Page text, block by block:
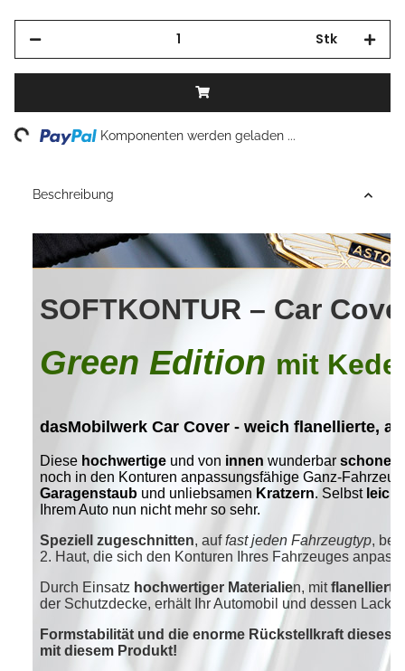
Stk
Loading... Komponenten werden geladen ...
Beschreibung